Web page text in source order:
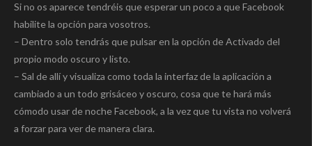
Si no os aparece tendréis que esperar un poco a que Facebook
habilite la opción para vosotros.
– Dentro solo tendrás que pulsar en la opción de Activado del
propio modo oscuro y listo.
– Sal de allí y visualiza como toda la interfaz de la aplicación a
cambiado a un todo grisáceo y oscuro, cosa que te hará más
cómodo usar de noche Facebook, a la vez que tu vista no volverá
a forzar para ver de manera clara.